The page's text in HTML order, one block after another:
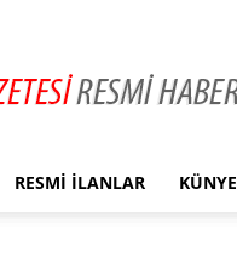
RESMI İLANLAR KÜNYE